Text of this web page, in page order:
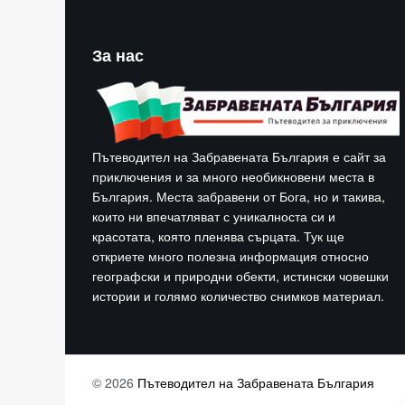
За нас
Пътеводител на Забравената България е сайт за
приключения и за много необикновени места в
България. Места забравени от Бога, но и такива,
които ни впечатляват с уникалноста си и
красотата, която пленява сърцата. Тук ще
откриете много полезна информация относно
географски и природни обекти, истински човешки
истории и голямо количество снимков материал.
© 2026 Пътеводител на Забравената България